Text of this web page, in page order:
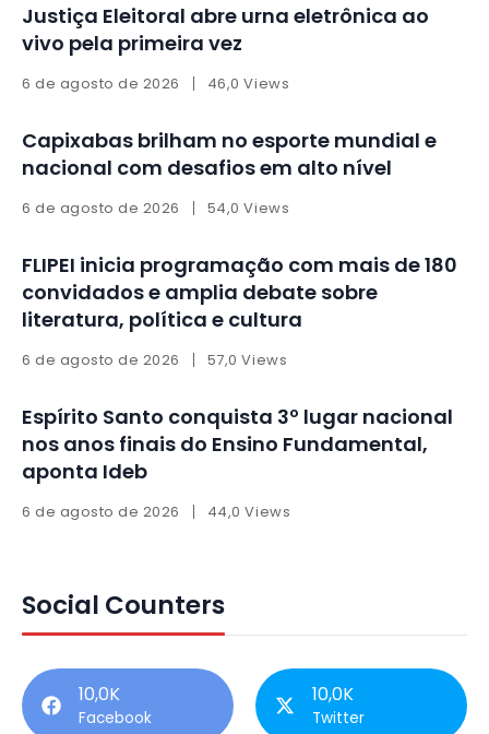
Justiça Eleitoral abre urna eletrônica ao
vivo pela primeira vez
6 de agosto de 2026 46,0 Views
Capixabas brilham no esporte mundial e
nacional com desafios em alto nível
6 de agosto de 2026 54,0 Views
FLIPEI inicia programação com mais de 180
convidados e amplia debate sobre
literatura, política e cultura
6 de agosto de 2026 57,0 Views
Espírito Santo conquista 3º lugar nacional
nos anos finais do Ensino Fundamental,
aponta Ideb
6 de agosto de 2026 44,0 Views
Social Counters
10,0K
Facebook
10,0K
Twitter